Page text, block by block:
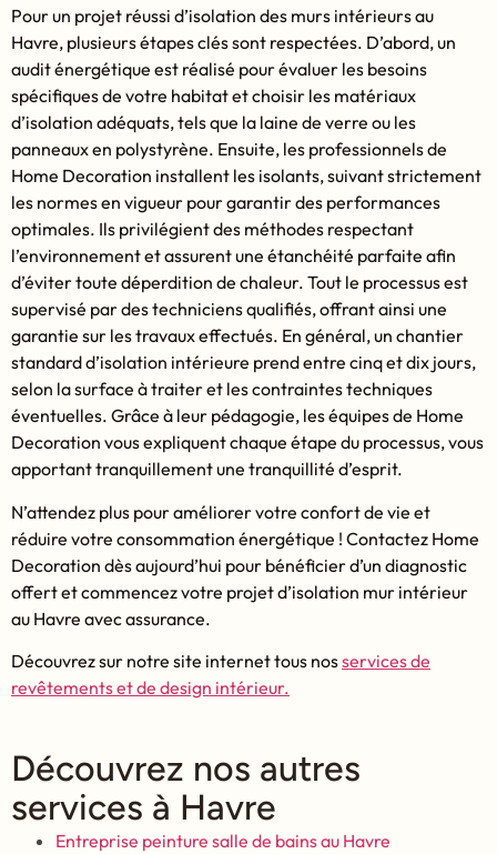
Pour un projet réussi d’isolation des murs intérieurs au
Havre, plusieurs étapes clés sont respectées. D’abord, un
audit énergétique est réalisé pour évaluer les besoins
spécifiques de votre habitat et choisir les matériaux
d’isolation adéquats, tels que la laine de verre ou les
panneaux en polystyrène. Ensuite, les professionnels de
Home Decoration installent les isolants, suivant strictement
les normes en vigueur pour garantir des performances
optimales. Ils privilégient des méthodes respectant
l’environnement et assurent une étanchéité parfaite afin
d’éviter toute déperdition de chaleur. Tout le processus est
supervisé par des techniciens qualifiés, offrant ainsi une
garantie sur les travaux effectués. En général, un chantier
standard d’isolation intérieure prend entre cinq et dix jours,
selon la surface à traiter et les contraintes techniques
éventuelles. Grâce à leur pédagogie, les équipes de Home
Decoration vous expliquent chaque étape du processus, vous
apportant tranquillement une tranquillité d’esprit.
N’attendez plus pour améliorer votre confort de vie et
réduire votre consommation énergétique ! Contactez Home
Decoration dès aujourd’hui pour bénéficier d’un diagnostic
offert et commencez votre projet d’isolation mur intérieur
au Havre avec assurance.
Découvrez sur notre site internet tous nosservices de
revêtements et de design intérieur.
Découvrez nos autres
services à Havre
Entreprise peinture salle de bains au Havre